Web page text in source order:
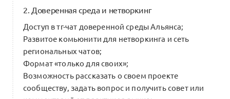
Шаг 3.7 Траектория инженерам:
конкурсы и нетворкинг для технологов
и конструкторов
0 комментариев
2. Доверенная среда и нетворкинг
Доступ в тг-чат доверенной среды Альянса;
Развитое комьюнити для нетворкинга и сеть
региональных чатов;
Формат «только для своих»;
Возможность рассказать о своем проекте
сообществу, задать вопрос и получить совет или